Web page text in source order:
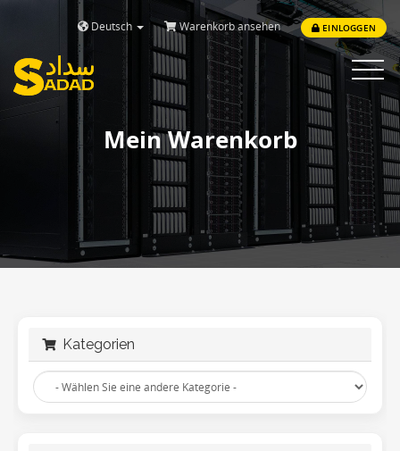
Deutsch Warenkorb ansehen EINLOGGEN
Toggle
Mein Warenkorb
Kategorien